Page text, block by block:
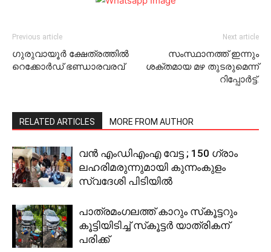
Previous article
ഗുരുവായൂര്‍ ക്ഷേത്രത്തില്‍
റെക്കോര്‍ഡ് ഭണ്ഡാരവരവ്
Next article
സംസ്ഥാനത്ത് ഇന്നും
ശക്തമായ മഴ തുടരുമെന്ന്
റിപ്പോര്‍ട്ട്.
RELATED ARTICLES MORE FROM AUTHOR
വന്‍ എംഡിഎംഎ വേട്ട ; 150 ഗ്രാം
ലഹരിമരുന്നുമായി കുന്നംകുളം
സ്വദേശി പിടിയില്‍
പാത്രമംഗലത്ത് കാറും സ്‌കൂട്ടറും
കൂട്ടിയിടിച്ച് സ്‌കൂട്ടര്‍ യാത്രികന്
പരിക്ക്